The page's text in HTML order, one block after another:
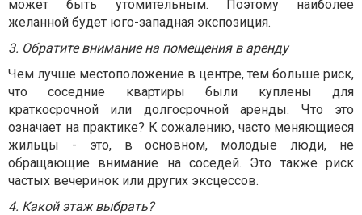
может быть утомительным. Поэтому наиболее
желанной будет юго-западная экспозиция.
3. Обратите внимание на помещения в аренду
Чем лучше местоположение в центре, тем больше риск,
что соседние квартиры были куплены для
краткосрочной или долгосрочной аренды. Что это
означает на практике? К сожалению, часто меняющиеся
жильцы - это, в основном, молодые люди, не
обращающие внимание на соседей. Это также риск
частых вечеринок или других эксцессов.
4. Какой этаж выбрать?